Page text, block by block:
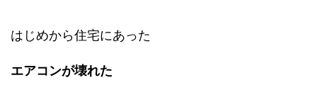
はじめから住宅にあった
エアコンが壊れた